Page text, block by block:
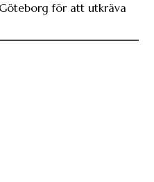
för att utkräva